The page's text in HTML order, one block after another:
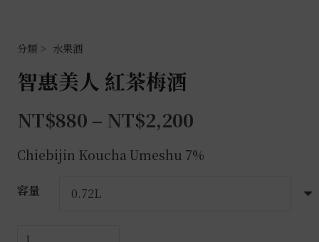
水果酒
智惠美人 紅茶梅酒
NT$880 – NT$2,200
Chiebijin Koucha Umeshu 7%
容量
智